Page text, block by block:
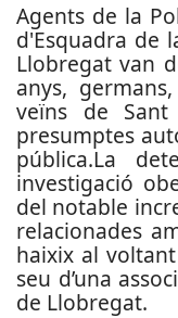
Agents de la
d'Esquadra de
Llobregat van
anys,
veïns de
presumptes
pública.La
investigació
del notable
relacionades
haixix al
seu d’una
de Llobregat.